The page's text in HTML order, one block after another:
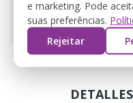
Guarantee
e marketing. Pode
suas preferências.
Rejeitar